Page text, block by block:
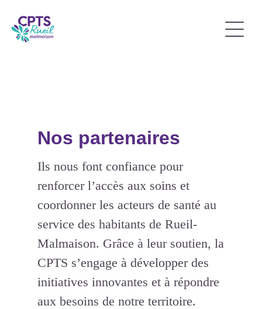
Nos partenaires
Ils nous font confiance pour
renforcer l’accès aux soins et
coordonner les acteurs de santé au
service des habitants de Rueil-
Malmaison. Grâce à leur soutien, la
CPTS s’engage à développer des
initiatives innovantes et à répondre
aux besoins de notre territoire.